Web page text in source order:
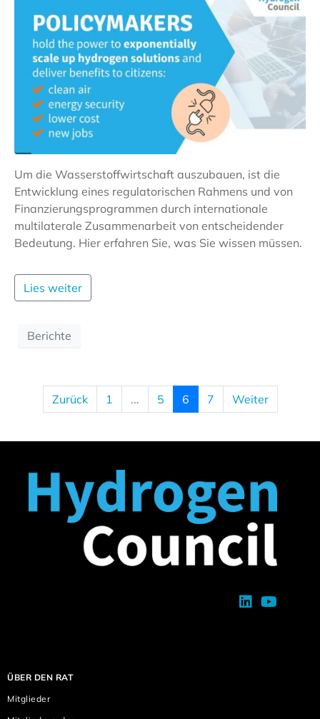
Um die Wasserstoffwirtschaft auszubauen, ist die
Entwicklung eines regulatorischen Rahmens und von
Finanzierungsprogrammen durch internationale
multilaterale Zusammenarbeit von entscheidender
Bedeutung. Hier erfahren Sie, was Sie wissen müssen.
Lies weiter
Berichte
Zurück 1 ... 5 6 7 Weiter
ÜBER DEN RAT
Mitglieder